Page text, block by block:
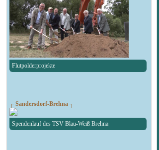
Flutpolderprojekte
┌ Sandersdorf-Brehna ┐
Spendenlauf des TSV Blau-Weiß Brehna